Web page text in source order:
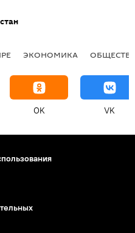
ЭКОНОМИКА
OK VK